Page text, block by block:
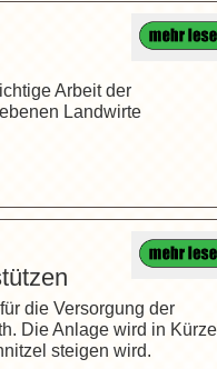
Arbeit der
Landwirte
die Versorgung der
Die Anlage wird in Kürze
steigen wird.